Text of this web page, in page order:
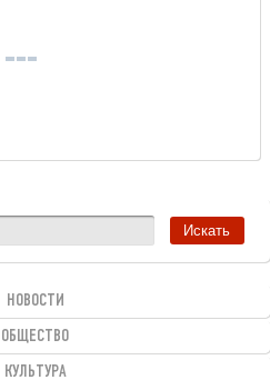
НОВОСТИ
ОБЩЕСТВО
КУЛЬТУРА